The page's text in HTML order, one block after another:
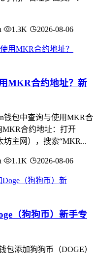
1.3K 2026-08-06
MKR合约地址？新
钱包中查询与使用MKR合
合约地址：打开
坊主网），搜索“MKR...
1.1K 2026-08-06
（狗狗币）新手专
包添加狗狗币（DOGE）